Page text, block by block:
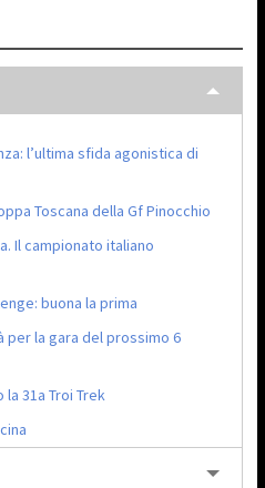
l’ultima sfida agonistica di
Toscana della Gf Pinocchio
Il campionato italiano
buona la prima
per la gara del prossimo 6
31a Troi Trek